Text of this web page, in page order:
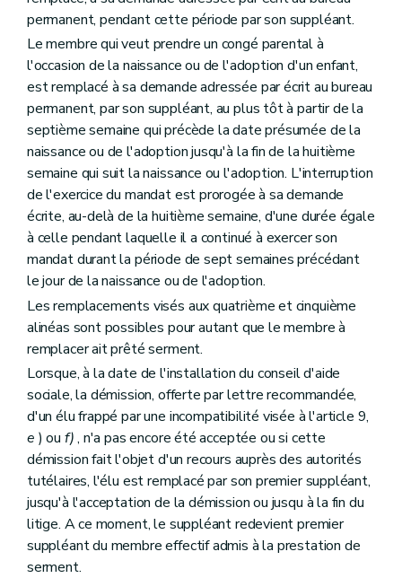
permanent, pendant cette période par son suppléant.
Le membre qui veut prendre un congé parental à
l'occasion de la naissance ou de l'adoption d'un enfant,
est remplacé à sa demande adressée par écrit au bureau
permanent, par son suppléant, au plus tôt à partir de la
septième semaine qui précède la date présumée de la
naissance ou de l'adoption jusqu'à la fin de la huitième
semaine qui suit la naissance ou l'adoption. L'interruption
de l'exercice du mandat est prorogée à sa demande
écrite, au-delà de la huitième semaine, d'une durée égale
à celle pendant laquelle il a continué à exercer son
mandat durant la période de sept semaines précédant
le jour de la naissance ou de l'adoption.
Les remplacements visés aux quatrième et cinquième
alinéas sont possibles pour autant que le membre à
remplacer ait prêté serment.
Lorsque, à la date de l'installation du conseil d'aide
sociale, la démission, offerte par lettre recommandée,
d'un élu frappé par une incompatibilité visée à l'article 9,
e ) ou f), n'a pas encore été acceptée ou si cette
démission fait l'objet d'un recours auprès des autorités
tutélaires, l'élu est remplacé par son premier suppléant,
jusqu'à l'acceptation de la démission ou jusqu à la fin du
litige. A ce moment, le suppléant redevient premier
suppléant du membre effectif admis à la prestation de
serment.